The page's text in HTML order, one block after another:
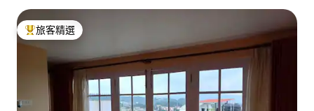
旅客精選榜首
旅客精選